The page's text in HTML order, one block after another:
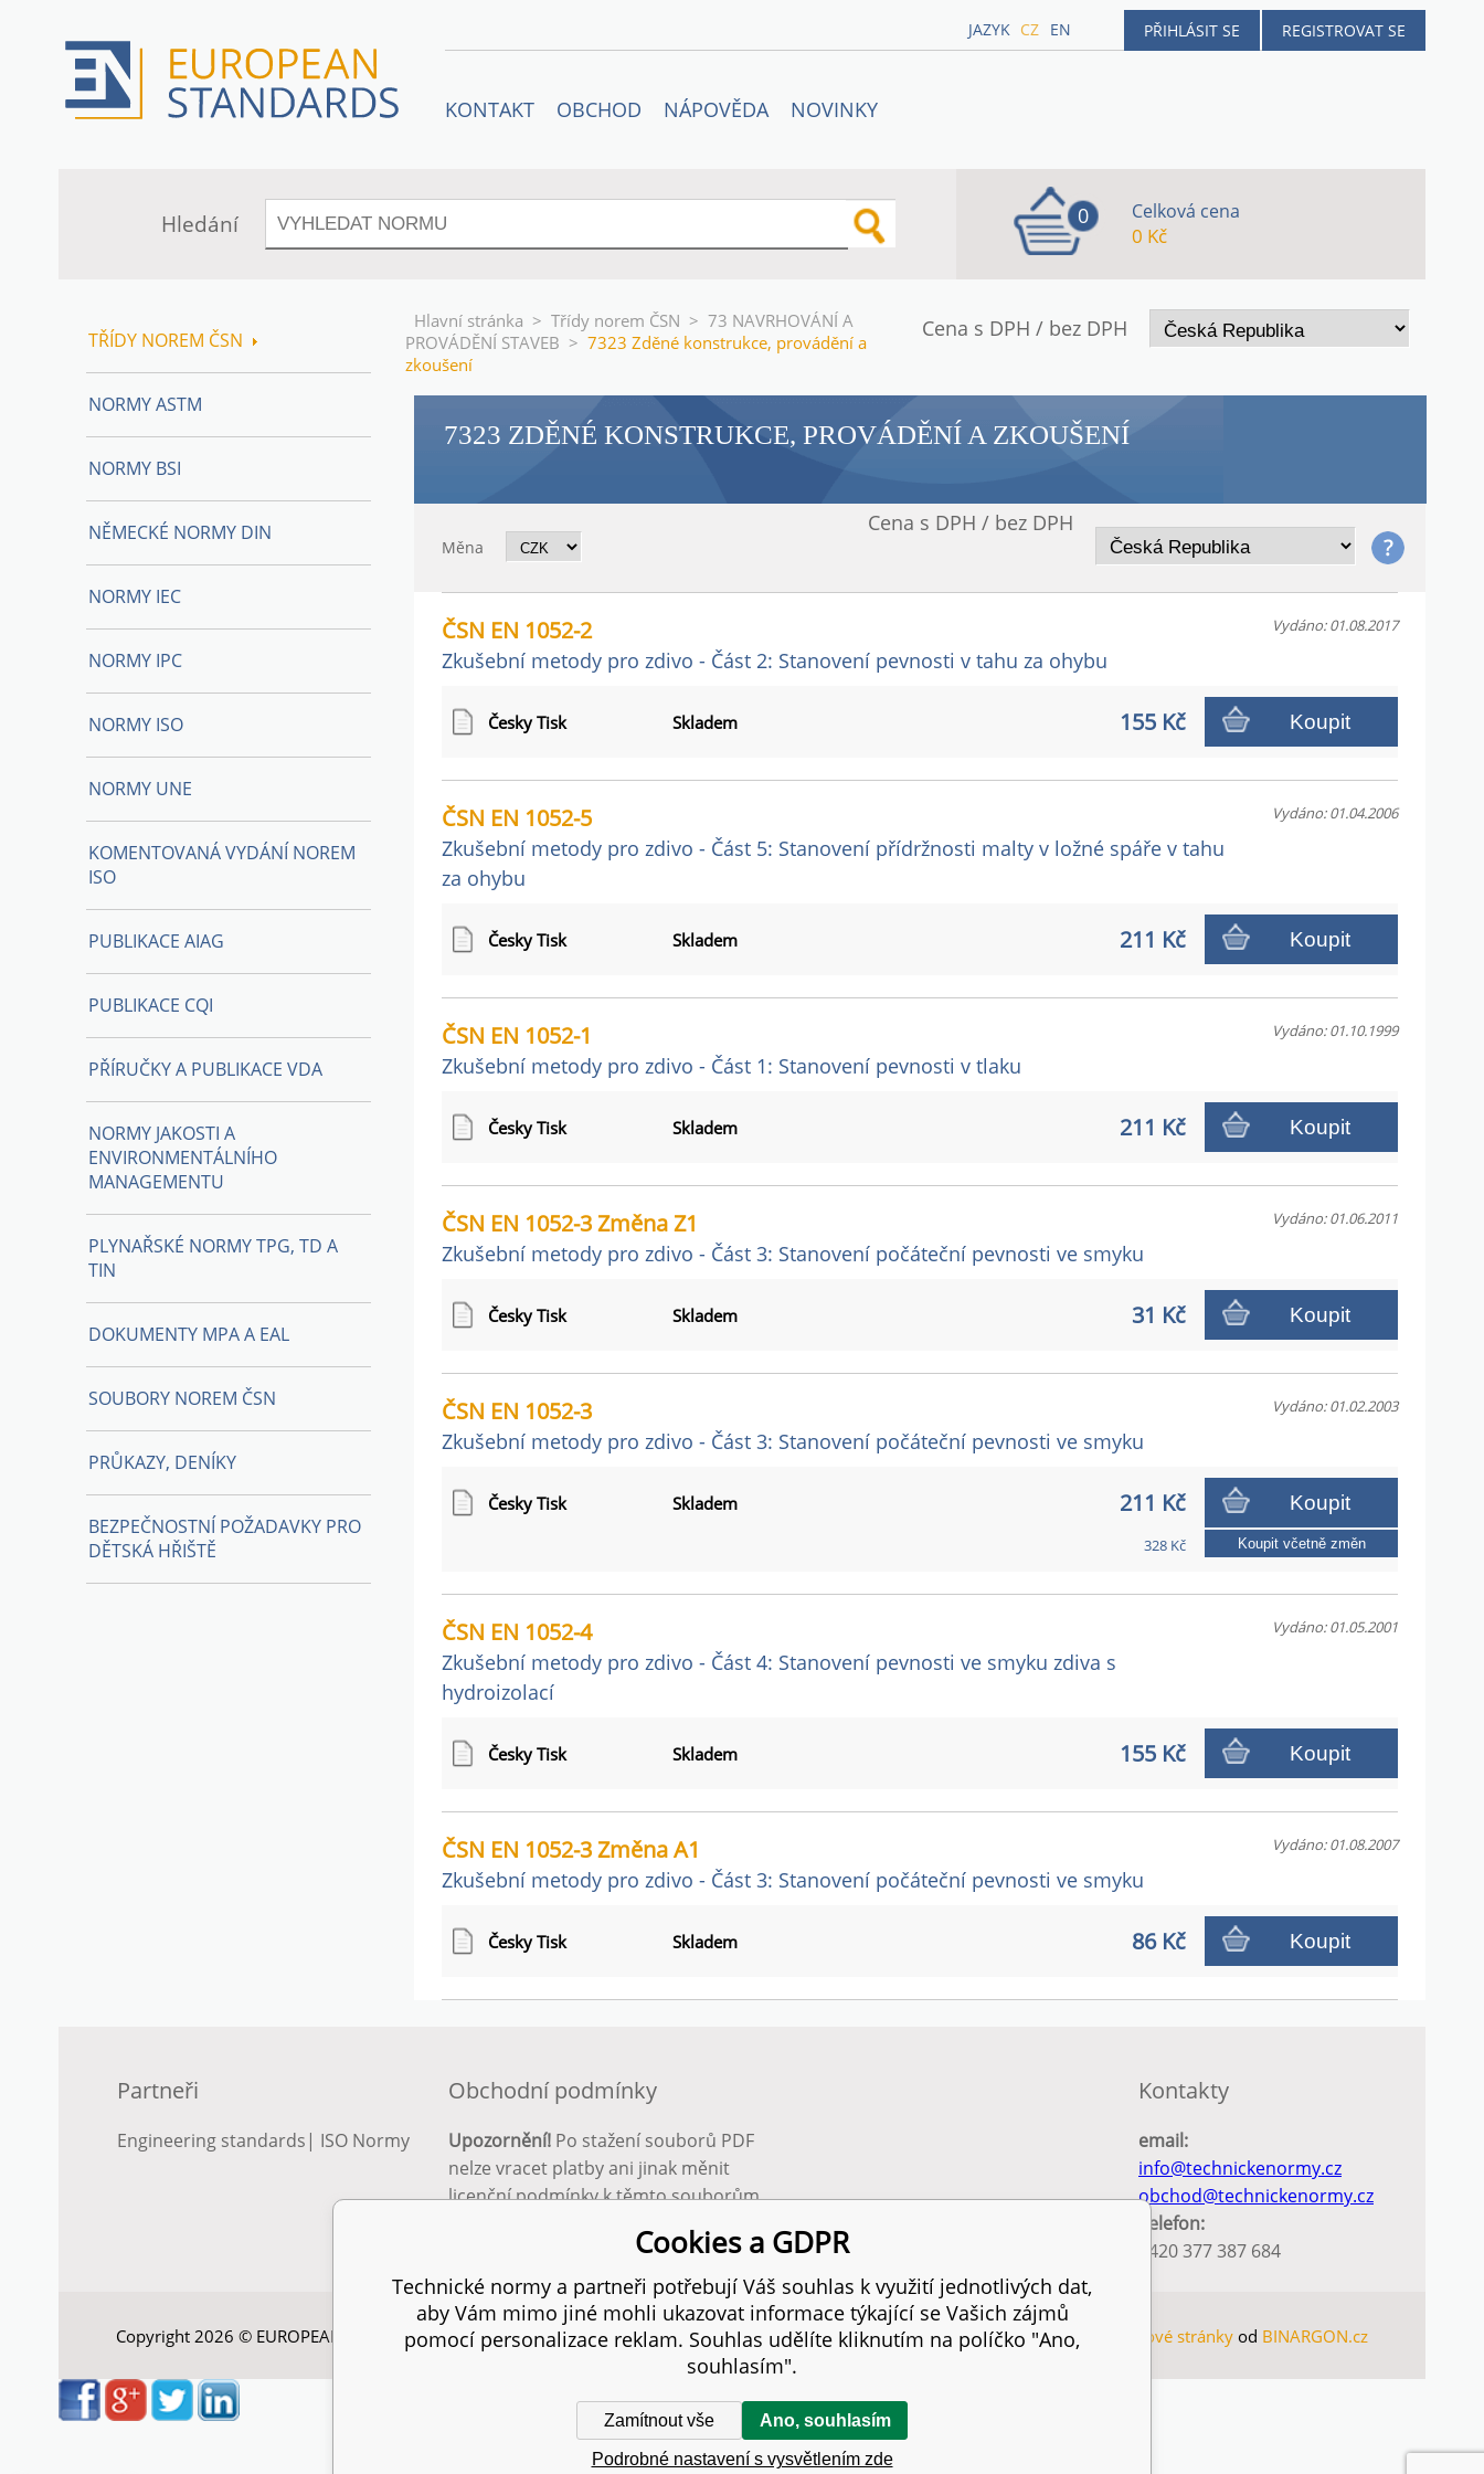
PŘIHLÁSIT SE REGISTROVAT SE
JAZYK CZ EN
KONTAKT OBCHOD NÁPOVĚDA NOVINKY
Hledání 0 Celková cena
0 Kč
Cena s DPH / bez DPH
Hlavní stránka > Třídy norem ČSN > 73 NAVRHOVÁNÍ A
PROVÁDĚNÍ STAVEB > 7323 Zděné konstrukce, provádění a
zkoušení
7323 ZDĚNÉ KONSTRUKCE, PROVÁDĚNÍ A ZKOUŠENÍ
Měna
Cena s DPH / bez DPH
ČSN EN 1052-2
Zkušební metody pro zdivo - Část 2: Stanovení pevnosti v tahu za ohybu
Vydáno: 01.08.2017
Česky Tisk Skladem 155 Kč Koupit
ČSN EN 1052-5
Zkušební metody pro zdivo - Část 5: Stanovení přídržnosti malty v ložné spáře v tahu
za ohybu
Vydáno: 01.04.2006
Česky Tisk Skladem 211 Kč Koupit
ČSN EN 1052-1
Zkušební metody pro zdivo - Část 1: Stanovení pevnosti v tlaku
Vydáno: 01.10.1999
Česky Tisk Skladem 211 Kč Koupit
ČSN EN 1052-3 Změna Z1
Zkušební metody pro zdivo - Část 3: Stanovení počáteční pevnosti ve smyku
Vydáno: 01.06.2011
Česky Tisk Skladem 31 Kč Koupit
ČSN EN 1052-3
Zkušební metody pro zdivo - Část 3: Stanovení počáteční pevnosti ve smyku
Vydáno: 01.02.2003
Česky Tisk Skladem 211 Kč Koupit
328 Kč Koupit včetně změn
ČSN EN 1052-4
Zkušební metody pro zdivo - Část 4: Stanovení pevnosti ve smyku zdiva s
hydroizolací
Vydáno: 01.05.2001
Česky Tisk Skladem 155 Kč Koupit
ČSN EN 1052-3 Změna A1
Zkušební metody pro zdivo - Část 3: Stanovení počáteční pevnosti ve smyku
Vydáno: 01.08.2007
Česky Tisk Skladem 86 Kč Koupit
TŘÍDY NOREM ČSN
NORMY ASTM
NORMY BSI
NĚMECKÉ NORMY DIN
NORMY IEC
NORMY IPC
NORMY ISO
NORMY UNE
KOMENTOVANÁ VYDÁNÍ NOREM
ISO
PUBLIKACE AIAG
PUBLIKACE CQI
PŘÍRUČKY A PUBLIKACE VDA
NORMY JAKOSTI A
ENVIRONMENTÁLNÍHO
MANAGEMENTU
PLYNAŘSKÉ NORMY TPG, TD A
TIN
DOKUMENTY MPA A EAL
SOUBORY NOREM ČSN
PRŮKAZY, DENÍKY
BEZPEČNOSTNÍ POŽADAVKY PRO
DĚTSKÁ HŘIŠTĚ
Partneři
Engineering standards | ISO Normy
Obchodní podmínky
Upozornění! Po stažení souborů PDF
nelze vracet platby ani jinak měnit
licenční podmínky k těmto souborům.
Kontakty
email:
info@technickenormy.cz
obchod@technickenormy.cz
Telefon:
+420 377 387 684
Copyright 2026 © EUROPEAN STANDARD. Všechna práva vyhrazena. SITEMAP Eshopy webové stránky od BINARGON.cz
Cookies a GDPR
Technické normy a partneři potřebují Váš souhlas k využití jednotlivých dat,
aby Vám mimo jiné mohli ukazovat informace týkající se Vašich zájmů
pomocí personalizace reklam. Souhlas udělíte kliknutím na políčko "Ano,
souhlasím".
Zamítnout vše Ano, souhlasím
Podrobné nastavení s vysvětlením zde